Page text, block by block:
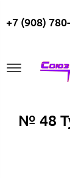
+7 (908)
№ 48